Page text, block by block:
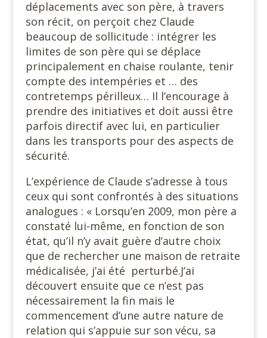
déplacements avec son père, à travers
son récit, on perçoit chez Claude
beaucoup de sollicitude : intégrer les
limites de son père qui se déplace
principalement en chaise roulante, tenir
compte des intempéries et … des
contretemps périlleux… Il l’encourage à
prendre des initiatives et doit aussi être
parfois directif avec lui, en particulier
dans les transports pour des aspects de
sécurité.
L’expérience de Claude s’adresse à tous
ceux qui sont confrontés à des situations
analogues : « Lorsqu’en 2009, mon père a
constaté lui-même, en fonction de son
état, qu’il n’y avait guère d’autre choix
que de rechercher une maison de retraite
médicalisée, j’ai été perturbé.J’ai
découvert ensuite que ce n’est pas
nécessairement la fin mais le
commencement d’une autre nature de
relation qui s’appuie sur son vécu, sa